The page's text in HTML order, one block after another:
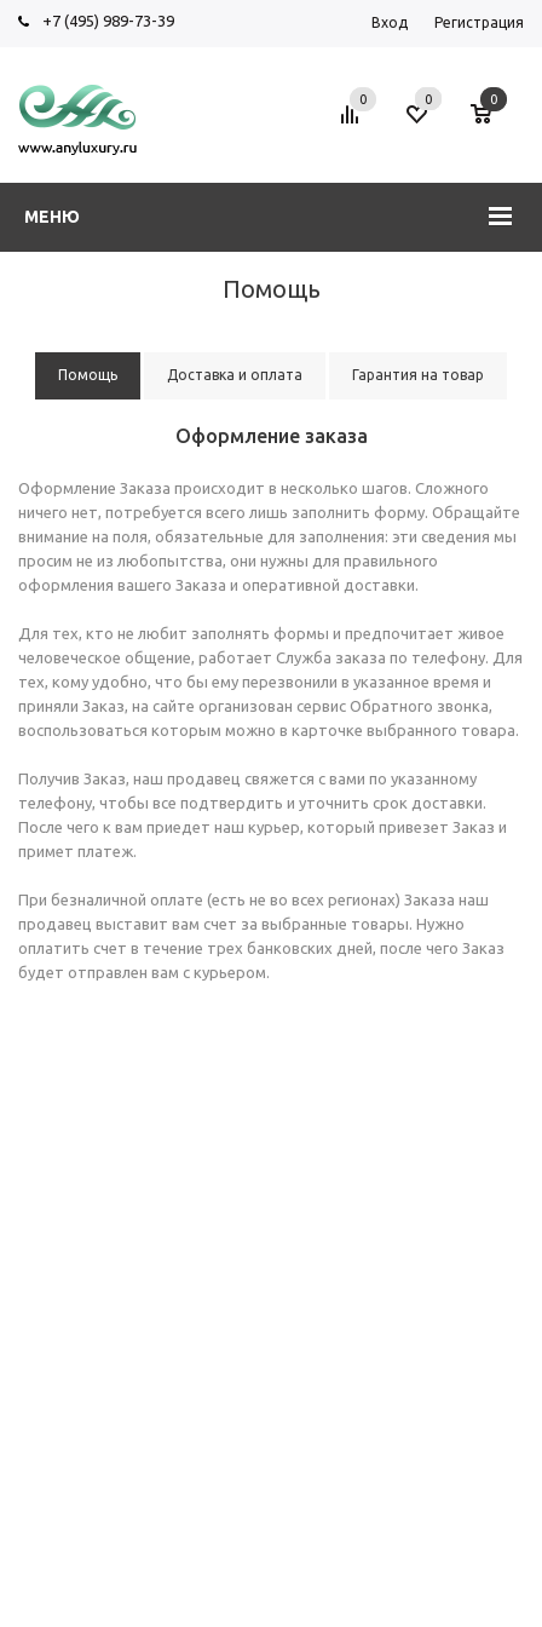
+7 (495) 989-73-39 Вход Регистрация
МЕНЮ
0 0 0
Помощь
Помощь Доставка и оплата Гарантия на товар
Оформление заказа
Оформление Заказа происходит в несколько шагов. Сложного
ничего нет, потребуется всего лишь заполнить форму. Обращайте
внимание на поля, обязательные для заполнения: эти сведения мы
просим не из любопытства, они нужны для правильного
оформления вашего Заказа и оперативной доставки.
Для тех, кто не любит заполнять формы и предпочитает живое
человеческое общение, работает Служба заказа по телефону. Для
тех, кому удобно, что бы ему перезвонили в указанное время и
приняли Заказ, на сайте организован сервис Обратного звонка,
воспользоваться которым можно в карточке выбранного товара.
Получив Заказ, наш продавец свяжется с вами по указанному
телефону, чтобы все подтвердить и уточнить срок доставки.
После чего к вам приедет наш курьер, который привезет Заказ и
примет платеж.
При безналичной оплате (есть не во всех регионах) Заказа наш
продавец выставит вам счет за выбранные товары. Нужно
оплатить счет в течение трех банковских дней, после чего Заказ
будет отправлен вам с курьером.